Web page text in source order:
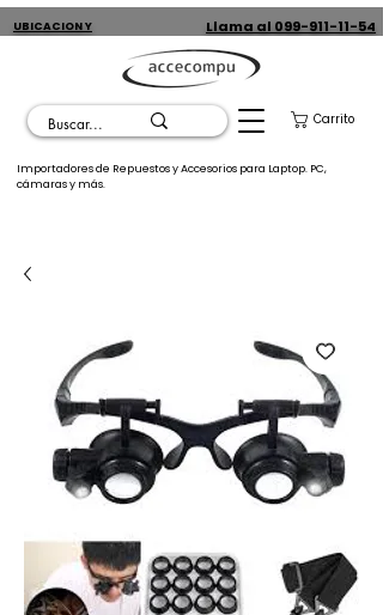
UBICACION Y
Llama al 099-911-11-54
Carrito
Importadores de Repuestos y Accesorios para Laptop. PC,
cámaras y más.